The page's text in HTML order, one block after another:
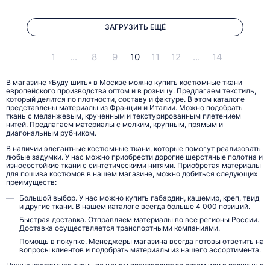
ЗАГРУЗИТЬ ЕЩЁ
1 ... 8 9 10 11 12 ... 14
В магазине «Буду шить» в Москве можно купить костюмные ткани
европейского производства оптом и в розницу. Предлагаем текстиль,
который делится по плотности, составу и фактуре. В этом каталоге
представлены материалы из Франции и Италии. Можно подобрать
ткань с меланжевым, крученным и текстурированным плетением
нитей. Предлагаем материалы с мелким, крупным, прямым и
диагональным рубчиком.
В наличии элегантные костюмные ткани, которые помогут реализовать
любые задумки. У нас можно приобрести дорогие шерстяные полотна и
износостойкие ткани с синтетическими нитями. Приобретая материалы
для пошива костюмов в нашем магазине, можно добиться следующих
преимуществ:
Большой выбор. У нас можно купить габардин, кашемир, креп, твид
и другие ткани. В нашем каталоге всегда больше 4 000 позиций.
Быстрая доставка. Отправляем материалы во все регионы России.
Доставка осуществляется транспортными компаниями.
Помощь в покупке. Менеджеры магазина всегда готовы ответить на
вопросы клиентов и подобрать материалы из нашего ассортимента.